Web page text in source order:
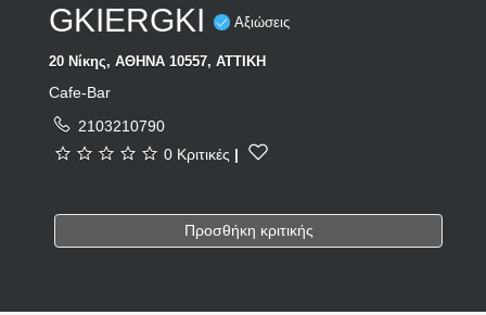
GKIERGKI
Αξιώσεις
20 Νίκης, ΑΘΗΝΑ 10557, ΑΤΤΙΚΗ
Cafe-Bar
2103210790
0 Κριτικές |
Προσθήκη κριτικής